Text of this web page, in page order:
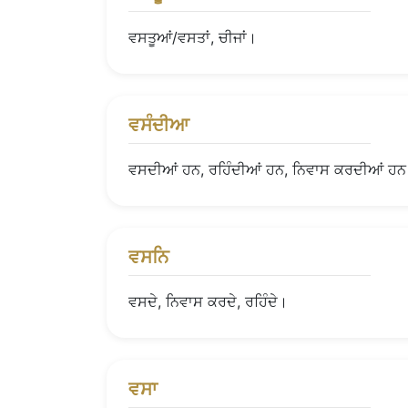
ਵਸਤੂਆਂ/ਵਸਤਾਂ, ਚੀਜਾਂ।
ਵਸੰਦੀਆ
ਵਸਦੀਆਂ ਹਨ, ਰਹਿੰਦੀਆਂ ਹਨ, ਨਿਵਾਸ ਕਰਦੀਆਂ
ਵਸਨਿ
ਵਸਦੇ, ਨਿਵਾਸ ਕਰਦੇ, ਰਹਿੰਦੇ।
ਵਸਾ